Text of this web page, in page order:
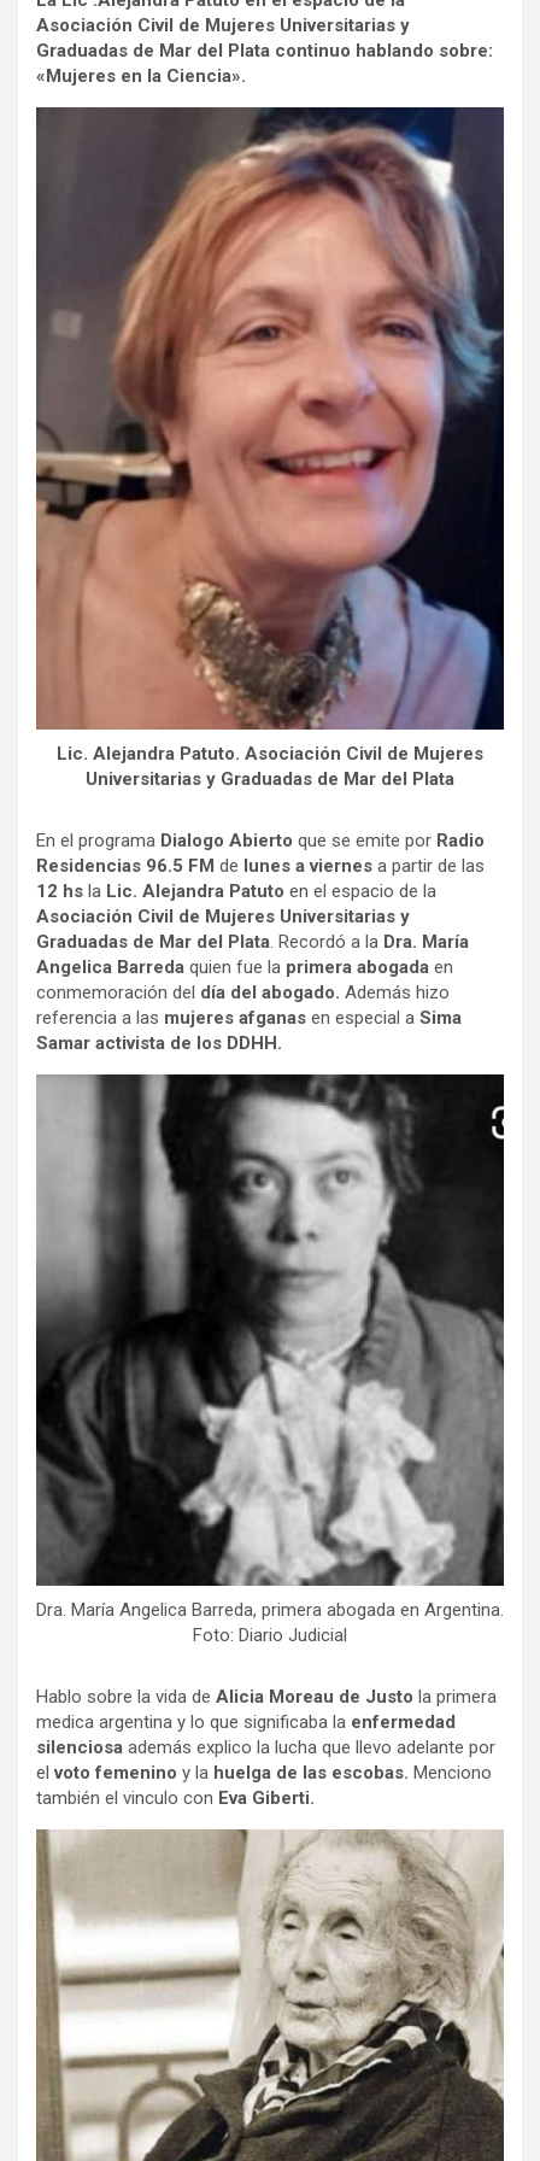
Asociación Civil de Mujeres Universitarias y
Graduadas de Mar del Plata continuo hablando sobre:
«Mujeres en la Ciencia».
Lic. Alejandra Patuto. Asociación Civil de Mujeres
Universitarias y Graduadas de Mar del Plata
En el programa Dialogo Abierto que se emite por Radio
Residencias 96.5 FM de lunes a viernes a partir de las
12 hs la Lic. Alejandra Patuto en el espacio de la
Asociación Civil de Mujeres Universitarias y
Graduadas de Mar del Plata. Recordó a la Dra. María
Angelica Barreda quien fue la primera abogada en
conmemoración del día del abogado. Además hizo
referencia a las mujeres afganas en especial a Sima
Samar activista de los DDHH.
Dra. María Angelica Barreda, primera abogada en Argentina.
Foto: Diario Judicial
Hablo sobre la vida de Alicia Moreau de Justo la primera
medica argentina y lo que significaba la enfermedad
silenciosa además explico la lucha que llevo adelante por
elvoto femenino y la huelga de las escobas. Menciono
también el vinculo con Eva Giberti.